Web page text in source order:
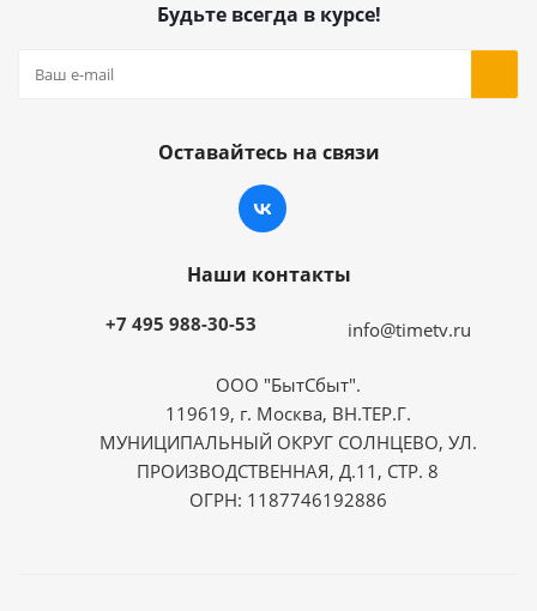
Будьте всегда в курсе!
Оставайтесь на связи
Наши контакты
+7 495 988-30-53 info@timetv.ru
ООО "БытСбыт".
119619, г. Москва, ВН.ТЕР.Г.
МУНИЦИПАЛЬНЫЙ ОКРУГ СОЛНЦЕВО, УЛ.
ПРОИЗВОДСТВЕННАЯ, Д.11, СТР. 8
ОГРН: 1187746192886